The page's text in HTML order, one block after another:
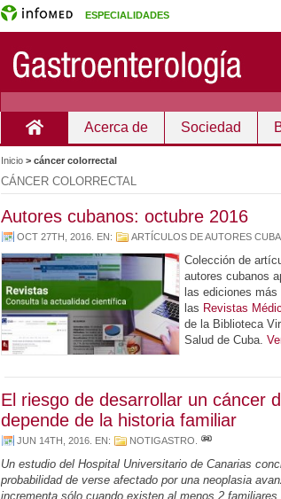
ESPECIALIDADES
Acerca de Sociedad
Inicio > cáncer colorrectal
CÁNCER COLORRECTAL
Autores cubanos: octubre 2016
OCT 27TH, 2016 . EN: ARTÍCULOS DE AUTORES
Colección de
autores cubanos
las ediciones
las Revistas
de la Biblioteca
Salud de Cuba.
El riesgo de desarrollar un cáncer
depende de la historia familiar
JUN 14TH, 2016 . EN: NOTIGASTRO
Un estudio del Hospital Universitario de Canarias
probabilidad de verse afectado por una neoplasia
incrementa sólo cuando existen al menos 2 familiares